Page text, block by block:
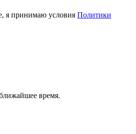
я принимаю условия Политики
время.